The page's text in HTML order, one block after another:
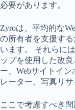
必要があります。
Zyroは、平均的な
の所有者を支援す
います。 それらに
ップを使用した改
ー、Webサイトイ
レーター、写真リ
ここで考慮すべき